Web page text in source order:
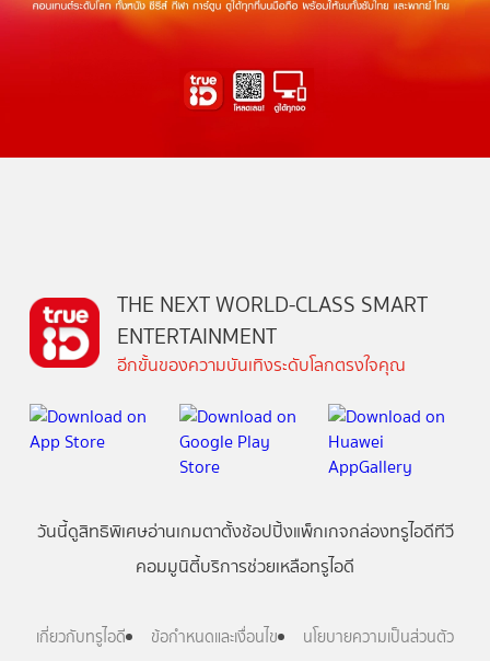
THE NEXT WORLD-CLASS SMART
ENTERTAINMENT
อีกขั้นของความบันเทิงระดับโลกตรงใจคุณ
วันนี้ดูสิทธิพิเศษอ่านเกมตาตั้งช้อปปิ้งแพ็กเกจกล่องทรูไอดีทีวี
คอมมูนิตี้บริการช่วยเหลือทรูไอดี
เกี่ยวกับทรูไอดี ข้อกำหนดและเงื่อนไข
นโยบายความเป็นส่วนตัว